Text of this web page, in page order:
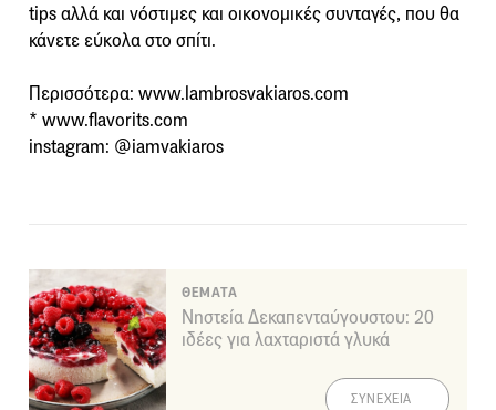
tips αλλά και νόστιμες και οικονομικές συνταγές, που θα
κάνετε εύκολα στο σπίτι.
Περισσότερα: www.lambrosvakiaros.com
* www.flavorits.com
instagram: @iamvakiaros
ΘΕΜΑΤΑ
Νηστεία Δεκαπενταύγουστου: 20
ιδέες για λαχταριστά γλυκά
ΣΥΝΕΧΕΙΑ